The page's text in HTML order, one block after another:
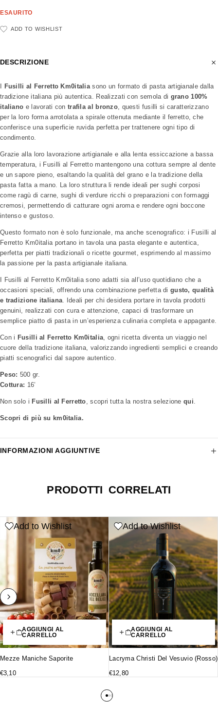
ESAURITO
ADD TO WISHLIST
DESCRIZIONE
I Fusilli al Ferretto Km0italia sono un formato di pasta artigianale dalla
tradizione italiana più autentica. Realizzati con semola di grano 100%
italiano e lavorati contrafila al bronzo , questi fusilli si caratterizzano
per la loro forma arrotolata a spirale ottenuta mediante il ferretto, che
conferisce una superficie ruvida perfetta per trattenere ogni tipo di
condimento.
Grazie alla loro lavorazione artigianale e alla lenta essiccazione a bassa
temperatura, i Fusilli al Ferretto mantengono una cottura sempre al dente
e un sapore pieno, esaltando la qualità del grano e la tradizione della
pasta fatta a mano. La loro struttura li rende ideali per sughi corposi
come ragù di carne, sughi di verdure ricchi o preparazioni con formaggi
cremosi, permettendo di catturare ogni aroma e rendere ogni boccone
intenso e gustoso.
Questo formato non è solo funzionale, ma anche scenografico: i Fusilli al
Ferretto Km0italia portano in tavola una pasta elegante e autentica,
perfetta per piatti tradizionali o ricette gourmet, esprimendo al massimo
la passione per la pasta artigianale italiana.
I Fusilli al Ferretto Km0italia sono adatti sia all’uso quotidiano che a
occasioni speciali, offrendo una combinazione perfetta di gusto, qualità
e tradizione italiana . Ideali per chi desidera portare in tavola prodotti
genuini, realizzati con cura e attenzione, capaci di trasformare un
semplice piatto di pasta in un’esperienza culinaria completa e appagante.
Con i Fusilli al Ferretto Km0italia , ogni ricetta diventa un viaggio nel
cuore della tradizione italiana, valorizzando ingredienti semplici e creando
piatti scenografici dal sapore autentico.
Peso: 500 gr.
Cottura: 16’
Non solo iFusilli al Ferretto , scopri tutta la nostra selezionequi
Scopri di più su km0italia.
INFORMAZIONI AGGIUNTIVE
PRODOTTI CORRELATI
Add to Wishlist
AGGIUNGI AL
CARRELLO
Mezze Maniche Saporite
€3,10
Add to Wishlist
AGGIUNGI AL
CARRELLO
Lacryma Christi Del Vesuvio (rosso)
€12,80